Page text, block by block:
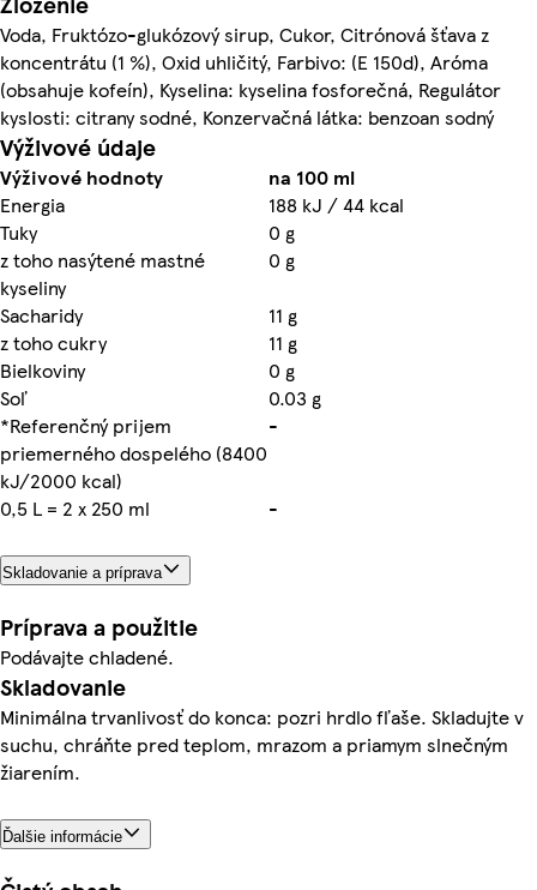
Voda, Fruktózo-glukózový sirup, Cukor, Citrónová šťava z
koncentrátu (1 %), Oxid uhličitý, Farbivo: (E 150d), Aróma
(obsahuje kofeín), Kyselina: kyselina fosforečná, Regulátor
kyslosti: citrany sodné, Konzervačná látka: benzoan sodný
Výživové údaje
Výživové hodnoty
na 100 ml
Energia
188 kJ / 44 kcal
Tuky
0 g
z toho nasýtené mastné
kyseliny
0 g
Sacharidy
11 g
z toho cukry
11 g
Bielkoviny
0 g
Soľ
0.03 g
*Referenčný prijem
priemerného dospelého (8400
kJ/2000 kcal)
-
0,5 L = 2 x 250 ml -
Skladovanie a príprava
Príprava a použitie
Podávajte chladené.
Skladovanie
Minimálna trvanlivosť do konca: pozri hrdlo fľaše. Skladujte v
suchu, chráňte pred teplom, mrazom a priamym slnečným
žiarením.
Ďalšie informácie